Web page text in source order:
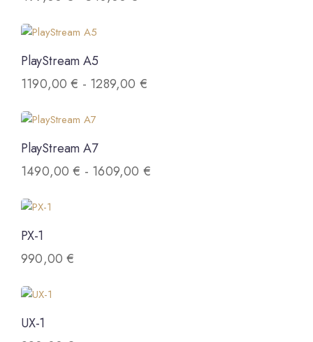
PlayStream A5
1190,00€ - 1289,00 €
PlayStream A7
1490,00€ - 1609,00 €
PX-1
990,00€
UX-1